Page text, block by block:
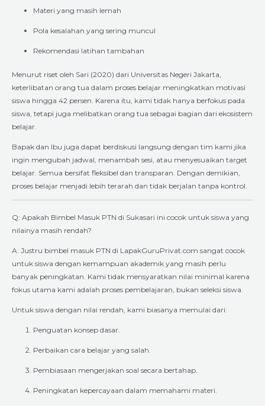
Materi yang masih lemah
Pola kesalahan yang sering muncul
Rekomendasi latihan tambahan
Menurut riset oleh Sari (2020) dari Universitas Negeri Jakarta,
keterlibatan orang tua dalam proses belajar meningkatkan motivasi
siswa hingga 42 persen. Karena itu, kami tidak hanya berfokus pada
siswa, tetapi juga melibatkan orang tua sebagai bagian dari ekosistem
belajar.
Bapak dan Ibu juga dapat berdiskusi langsung dengan tim kami jika
ingin mengubah jadwal, menambah sesi, atau menyesuaikan target
belajar. Semua bersifat fleksibel dan transparan. Dengan demikian,
proses belajar menjadi lebih terarah dan tidak berjalan tanpa kontrol.
Q: Apakah Bimbel Masuk PTN di Sukasari ini cocok untuk siswa yang
nilainya masih rendah?
A: Justru bimbel masuk PTN di LapakGuruPrivat.com sangat cocok
untuk siswa dengan kemampuan akademik yang masih perlu
banyak peningkatan. Kami tidak mensyaratkan nilai minimal karena
fokus utama kami adalah proses pembelajaran, bukan seleksi siswa.
Untuk siswa dengan nilai rendah, kami biasanya memulai dari:
Penguatan konsep dasar.
Perbaikan cara belajar yang salah.
Pembiasaan mengerjakan soal secara bertahap.
Peningkatan kepercayaan dalam memahami materi.